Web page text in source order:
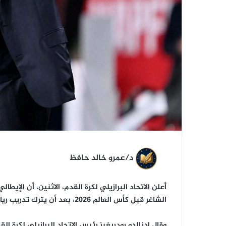
د/عمرو خالد حافظ
أعلن الاتحاد البرازيلي لكرة القدم، الاثنين، أن
الشاغر قبل كأس العالم 2026، بعد أن يترك تدريب ريال مدريد.